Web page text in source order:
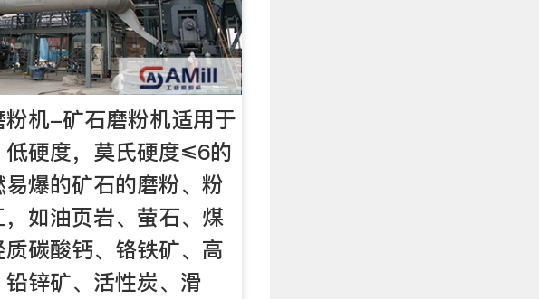
粉机-矿石磨粉机适用于
低硬度，莫氏硬度≤6的
易爆的矿石的磨粉、粉
，如油页岩、萤石、煤
质碳酸钙、铬铁矿、高
铅锌矿、活性炭、滑